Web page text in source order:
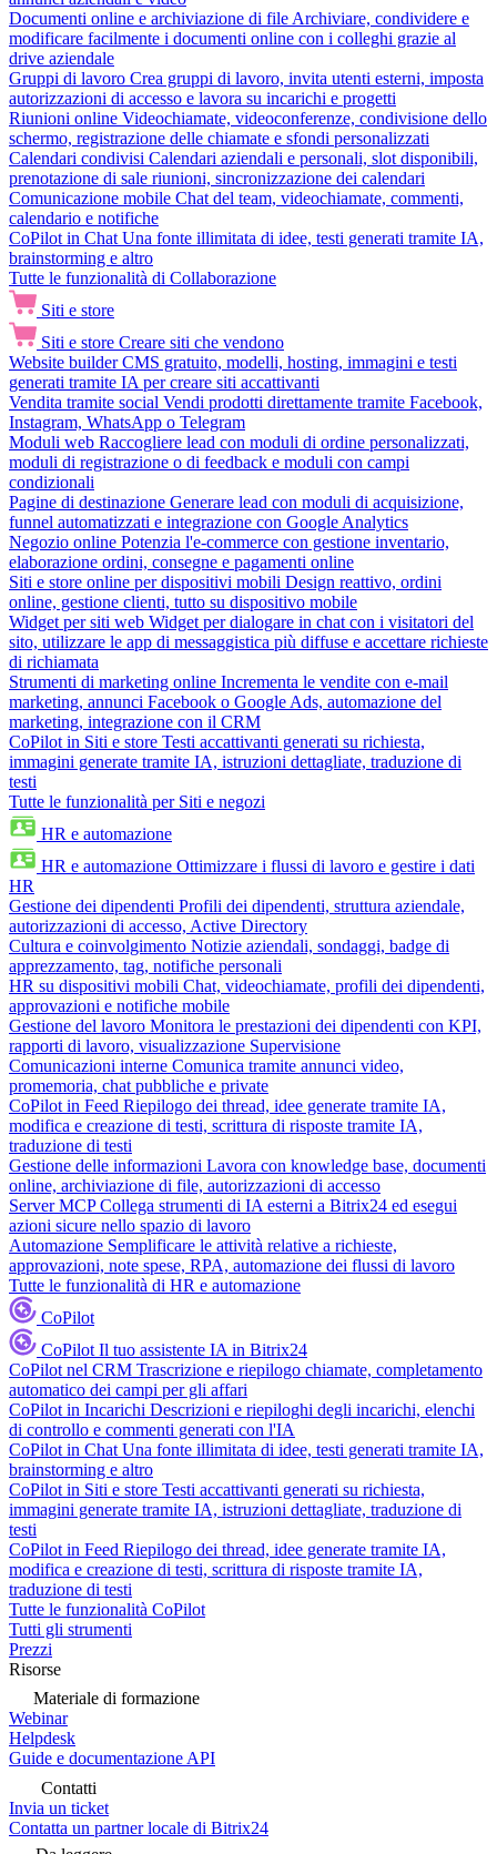
Documenti online e archiviazione di file Archiviare, condividere e
modificare facilmente i documenti online con i colleghi grazie al
drive aziendale
Gruppi di lavoro Crea gruppi di lavoro, invita utenti esterni, imposta
autorizzazioni di accesso e lavora su incarichi e progetti
Riunioni online Videochiamate, videoconferenze, condivisione dello
schermo, registrazione delle chiamate e sfondi personalizzati
Calendari condivisi Calendari aziendali e personali, slot disponibili,
prenotazione di sale riunioni, sincronizzazione dei calendari
Comunicazione mobile Chat del team, videochiamate, commenti,
calendario e notifiche
CoPilot in Chat Una fonte illimitata di idee, testi generati tramite IA,
brainstorming e altro
Tutte le funzionalità di Collaborazione
Siti e store
Siti e store Creare siti che vendono
Website builder CMS gratuito, modelli, hosting, immagini e testi
generati tramite IA per creare siti accattivanti
Vendita tramite social Vendi prodotti direttamente tramite Facebook,
Instagram, WhatsApp o Telegram
Moduli web Raccogliere lead con moduli di ordine personalizzati,
moduli di registrazione o di feedback e moduli con campi
condizionali
Pagine di destinazione Generare lead con moduli di acquisizione,
funnel automatizzati e integrazione con Google Analytics
Negozio online Potenzia l'e-commerce con gestione inventario,
elaborazione ordini, consegne e pagamenti online
Siti e store online per dispositivi mobili Design reattivo, ordini
online, gestione clienti, tutto su dispositivo mobile
Widget per siti web Widget per dialogare in chat con i visitatori del
sito, utilizzare le app di messaggistica più diffuse e accettare richieste
di richiamata
Strumenti di marketing online Incrementa le vendite con e-mail
marketing, annunci Facebook o Google Ads, automazione del
marketing, integrazione con il CRM
CoPilot in Siti e store Testi accattivanti generati su richiesta,
immagini generate tramite IA, istruzioni dettagliate, traduzione di
testi
Tutte le funzionalità per Siti e negozi
HR e automazione
HR e automazione Ottimizzare i flussi di lavoro e gestire i dati
HR
Gestione dei dipendenti Profili dei dipendenti, struttura aziendale,
autorizzazioni di accesso, Active Directory
Cultura e coinvolgimento Notizie aziendali, sondaggi, badge di
apprezzamento, tag, notifiche personali
HR su dispositivi mobili Chat, videochiamate, profili dei dipendenti,
approvazioni e notifiche mobile
Gestione del lavoro Monitora le prestazioni dei dipendenti con KPI,
rapporti di lavoro, visualizzazione Supervisione
Comunicazioni interne Comunica tramite annunci video,
promemoria, chat pubbliche e private
CoPilot in Feed Riepilogo dei thread, idee generate tramite IA,
modifica e creazione di testi, scrittura di risposte tramite IA,
traduzione di testi
Gestione delle informazioni Lavora con knowledge base, documenti
online, archiviazione di file, autorizzazioni di accesso
Server MCP Collega strumenti di IA esterni a Bitrix24 ed esegui
azioni sicure nello spazio di lavoro
Automazione Semplificare le attività relative a richieste,
approvazioni, note spese, RPA, automazione dei flussi di lavoro
Tutte le funzionalità di HR e automazione
CoPilot
CoPilot Il tuo assistente IA in Bitrix24
CoPilot nel CRM Trascrizione e riepilogo chiamate, completamento
automatico dei campi per gli affari
CoPilot in Incarichi Descrizioni e riepiloghi degli incarichi, elenchi
di controllo e commenti generati con l'IA
CoPilot in Chat Una fonte illimitata di idee, testi generati tramite IA,
brainstorming e altro
CoPilot in Siti e store Testi accattivanti generati su richiesta,
immagini generate tramite IA, istruzioni dettagliate, traduzione di
testi
CoPilot in Feed Riepilogo dei thread, idee generate tramite IA,
modifica e creazione di testi, scrittura di risposte tramite IA,
traduzione di testi
Tutte le funzionalità CoPilot
Tutti gli strumenti
Prezzi
Risorse
Materiale di formazione
Webinar
Helpdesk
Guide e documentazione API
Contatti
Invia un ticket
Contatta un partner locale di Bitrix24